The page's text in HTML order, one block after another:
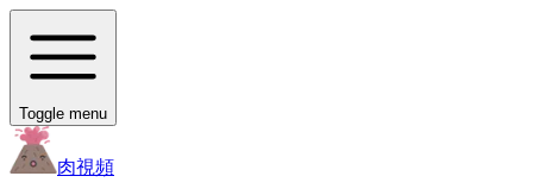
Toggle menu
肉視頻